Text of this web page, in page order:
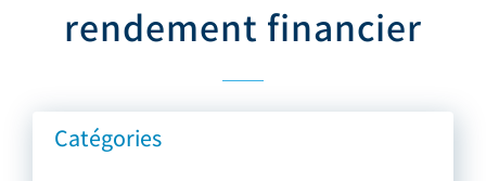
rendement financier
Catégories